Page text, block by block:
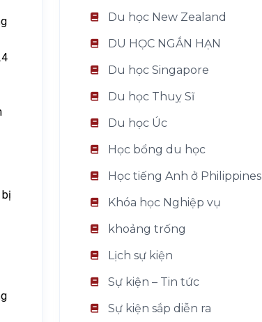
Du học New Zealand
DU HỌC NGẮN HẠN
Du học Singapore
Du học Thuỵ Sĩ
Du học Úc
Học bổng du học
Học tiếng Anh ở Philippines
Khóa học Nghiệp vụ
khoảng trống
Lịch sự kiện
Sự kiện – Tin tức
Sự kiện sắp diễn ra